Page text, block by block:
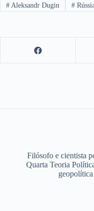
#Aleksandr Dugin #
Filósofo e cientista
Quarta Teoria